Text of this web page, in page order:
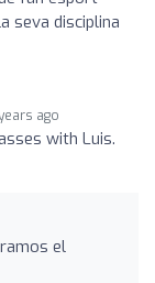
seva disciplina
ago
with Luis.
el